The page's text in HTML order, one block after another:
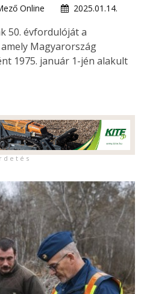
Online
2025.01.14.
50. évfordulóját a
Magyarország
1975. január 1-jén alakult
d e t é s